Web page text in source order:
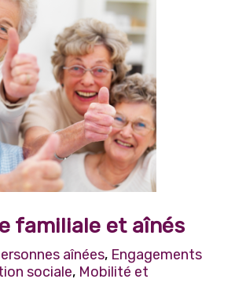
familiale et aînés
aînées, Engagements
sociale, Mobilité et